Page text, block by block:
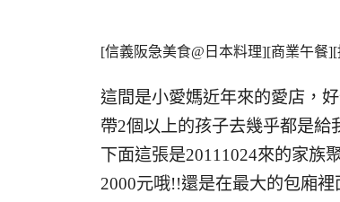
[信義阪急美食@日本料理][商業午餐
這間是小愛媽近年來的愛店，
帶2個以上的孩子去幾乎都是給
下面這張是20111024來的家族
2000元哦!!還是在最大的包廂